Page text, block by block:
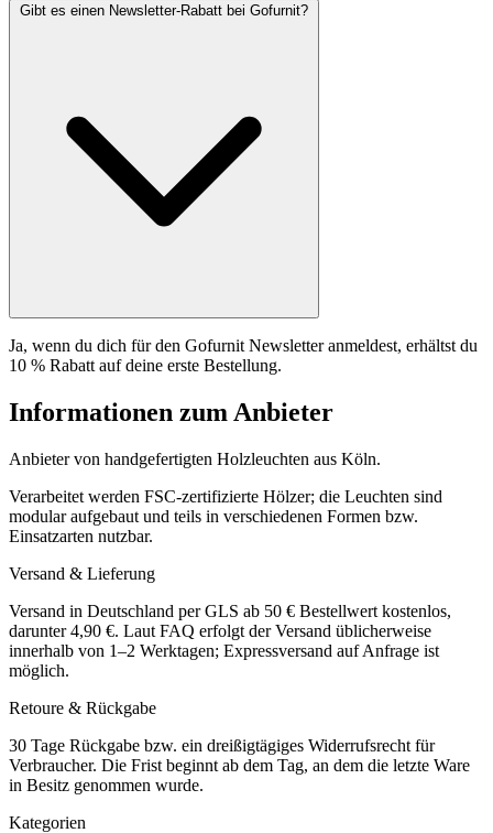
Gibt es einen Newsletter-Rabatt bei Gofurnit?
Ja, wenn du dich für den Gofurnit Newsletter anmeldest, erhältst du
10 % Rabatt auf deine erste Bestellung.
Informationen zum Anbieter
Anbieter von handgefertigten Holzleuchten aus Köln.
Verarbeitet werden FSC-zertifizierte Hölzer; die Leuchten sind
modular aufgebaut und teils in verschiedenen Formen bzw.
Einsatzarten nutzbar.
Versand & Lieferung
Versand in Deutschland per GLS ab 50 € Bestellwert kostenlos,
darunter 4,90 €. Laut FAQ erfolgt der Versand üblicherweise
innerhalb von 1–2 Werktagen; Expressversand auf Anfrage ist
möglich.
Retoure & Rückgabe
30 Tage Rückgabe bzw. ein dreißigtägiges Widerrufsrecht für
Verbraucher. Die Frist beginnt ab dem Tag, an dem die letzte Ware
in Besitz genommen wurde.
Kategorien